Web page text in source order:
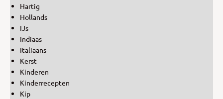
Hartig
Hollands
IJs
Indiaas
Italiaans
Kerst
Kinderen
Kinderrecepten
Kip